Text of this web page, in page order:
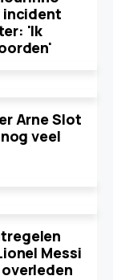
incident
'Ik
Arne Slot
veel
Messi